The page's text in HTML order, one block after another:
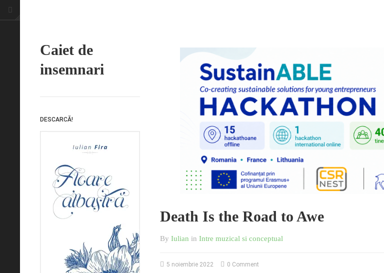
Caiet de
insemnari
DESCARCĂ!
Death Is the Road to Awe
By Iulian in Intre muzical si conceptual
5 noiembrie 2022 0 Comment